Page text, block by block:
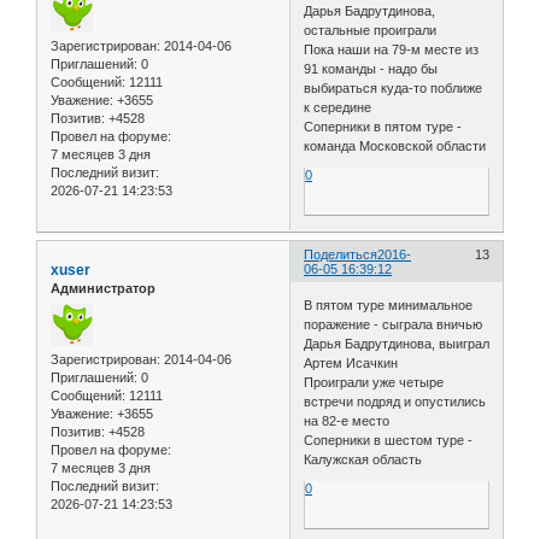
Зарегистрирован: 2014-04-06
Приглашений: 0
Сообщений: 12111
Уважение: +3655
Позитив: +4528
Провел на форуме:
7 месяцев 3 дня
Последний визит:
2026-07-21 14:23:53
Дарья Бадрутдинова,
остальные проиграли
Пока наши на 79-м месте из
91 команды - надо бы
выбираться куда-то поближе
к середине
Соперники в пятом туре -
команда Московской области
0
Поделиться 13
2016-
06-05 16:39:12
xuser
Администратор
Зарегистрирован: 2014-04-06
Приглашений: 0
Сообщений: 12111
Уважение: +3655
Позитив: +4528
Провел на форуме:
7 месяцев 3 дня
Последний визит:
2026-07-21 14:23:53
В пятом туре минимальное
поражение - сыграла вничью
Дарья Бадрутдинова, выиграл
Артем Исачкин
Проиграли уже четыре
встречи подряд и опустились
на 82-е место
Соперники в шестом туре -
Калужская область
0